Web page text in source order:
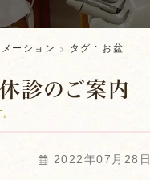
ーション タグ : お盆
診のご案内
2022年07月28日